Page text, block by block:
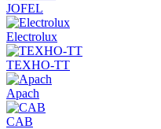
JOFEL
Electrolux
ТЕХНО-ТТ
Apach
CAB